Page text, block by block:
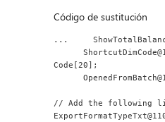
Código de sustitución
...
      ShortcutDimCode@1018 : ARRAY [8] OF
Code[20];
// Add the following